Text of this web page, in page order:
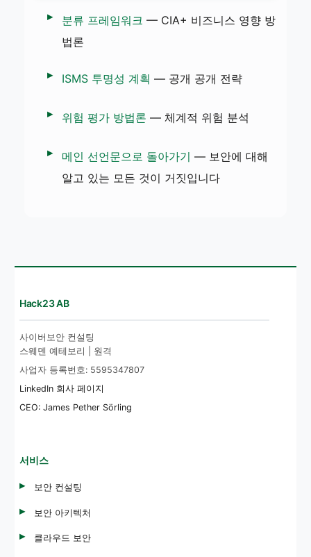
분류 프레임워크 — CIA+ 비즈니스 영향 방
법론
ISMS 투명성 계획 — 공개 공개 전략
위험 평가 방법론 — 체계적 위험 분석
메인 선언문으로 돌아가기 — 보안에 대해
알고 있는 모든 것이 거짓입니다
Hack23 AB
사이버보안 컨설팅
스웨덴 예테보리 | 원격
사업자 등록번호: 5595347807
LinkedIn 회사 페이지
CEO: James Pether Sörling
서비스
보안 컨설팅
보안 아키텍처
클라우드 보안